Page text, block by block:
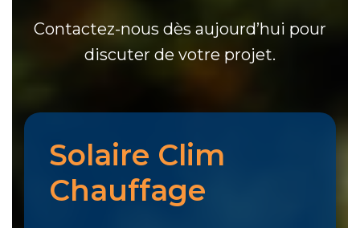
Contactez-nous dès aujourd’hui pour
discuter de votre projet.
Solaire Clim
Chauffage